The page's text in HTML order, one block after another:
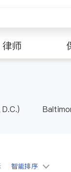
律师
智能排序